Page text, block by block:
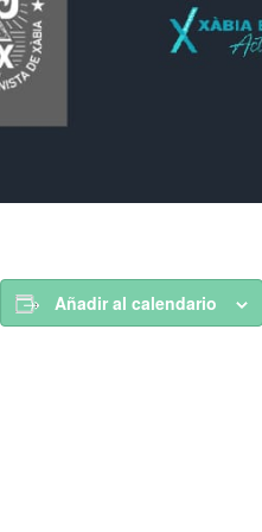
Añadir al calendario